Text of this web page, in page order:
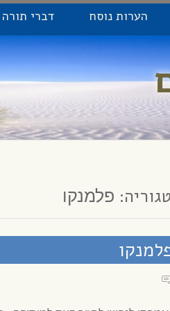
הערות נוסח דברי תורה
פלמנקו